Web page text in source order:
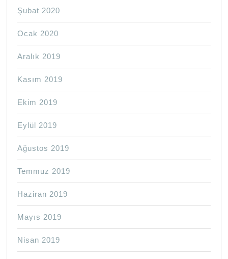
Şubat 2020
Ocak 2020
Aralık 2019
Kasım 2019
Ekim 2019
Eylül 2019
Ağustos 2019
Temmuz 2019
Haziran 2019
Mayıs 2019
Nisan 2019